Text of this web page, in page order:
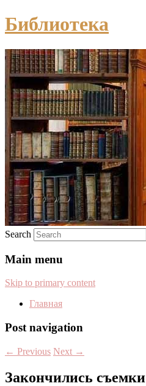
Библиотека
Search
Main menu
Skip to primary content
Главная
Post navigation
← Previous Next →
Закончились